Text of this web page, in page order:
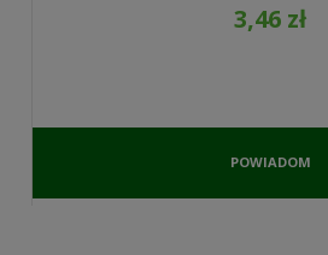
3,46 zł
POWIADOM
DOSTĘPNOŚCI